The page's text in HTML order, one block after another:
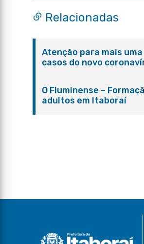
Relacionadas
Atenção para mais
casos do novo
O Fluminense –
adultos em Itaboraí